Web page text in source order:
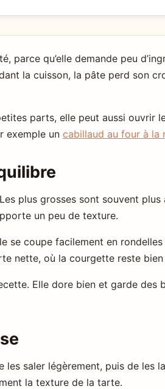
qu’elle demande peu
la cuisson, la pâte perd son
parts, elle peut aussi ouvrir
exemple un cabillaud au four à la
plus grosses sont souvent
un peu de texture.
se coupe facilement en
nette, où la courgette reste
Elle dore bien et garde des
saler légèrement, puis de les
la texture de la tarte.